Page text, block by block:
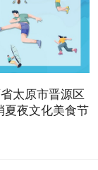
太原市晋源区
夏夜文化美食节